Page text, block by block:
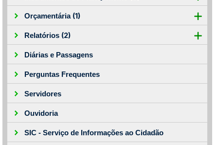
Orçamentária (1)
Relatórios (2)
Diárias e Passagens
Perguntas Frequentes
Servidores
Ouvidoria
SIC - Serviço de Informações ao Cidadão